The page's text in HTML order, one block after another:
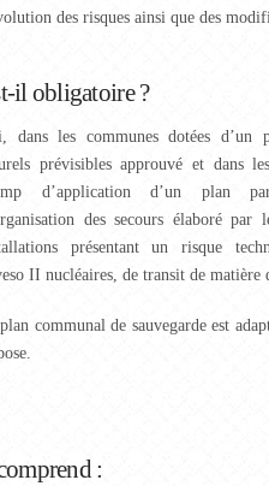
des risques ainsi que des
il obligatoire ?
dans les communes dotées d’un
prévisibles approuvé et dans
d’application d’un plan
des secours élaboré
présentant un risque
II nucléaires, de transit de matière
communal de sauvegarde est
: